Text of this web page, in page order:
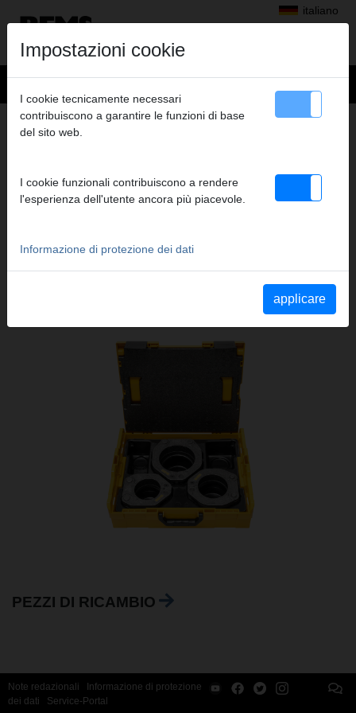
italiano
Prodotti>Pressatura radiale>REMS Anelli a pressare XL
> REMS Set anelli pressare VMPz
2 1/2+3+4" XL (PR-3B) L-BOXX
PEZZI DI RICAMBIO
Note redazionali
Informazione di protezione
dei dati
Service-Portal
Impostazioni cookie
I cookie tecnicamente necessari
contribuiscono a garantire le funzioni di base
del sito web.
I cookie funzionali contribuiscono a rendere
l'esperienza dell'utente ancora più piacevole.
Informazione di protezione dei dati
applicare